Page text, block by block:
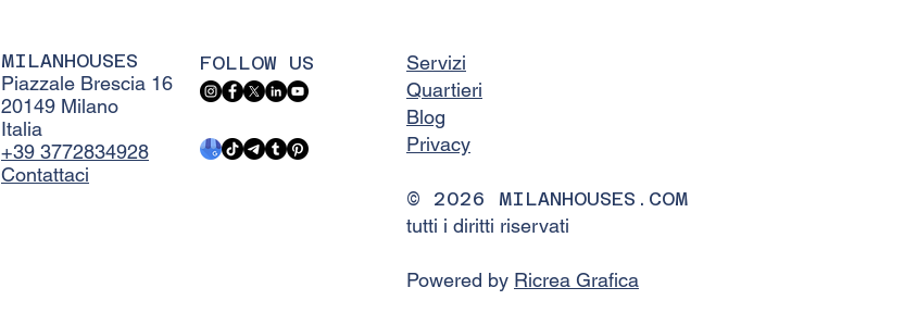
MILANHOUSES
Piazzale Brescia 16
20149 Milano
Italia
+39 3772834928
Contattaci
FOLLOW US
Servizi
Quartieri
Blog
Privacy
© 2026 MILANHOUSES.COM
tutti i diritti riservati
Powered by Ricrea Grafica